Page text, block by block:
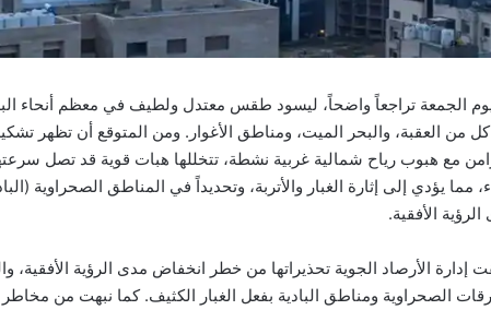
الجمعة تراجعاً واضحاً، ليسود طقس معتدل ولطيف في معظم أنحاء
من العقبة، والبحر الميت، ومناطق الأغوار. ومن المتوقع أن تظهر
يؤدي إلى إثارة الغبار والأتربة، وتحديداً في المناطق الصحراوية
الأفقية.
إدارة الأرصاد الجوية تحذيراتها من خطر انخفاض مدى الرؤية الأفقية،
الصحراوية ومناطق البادية بفعل الغبار الكثيف. كما نبهت من مخاطر